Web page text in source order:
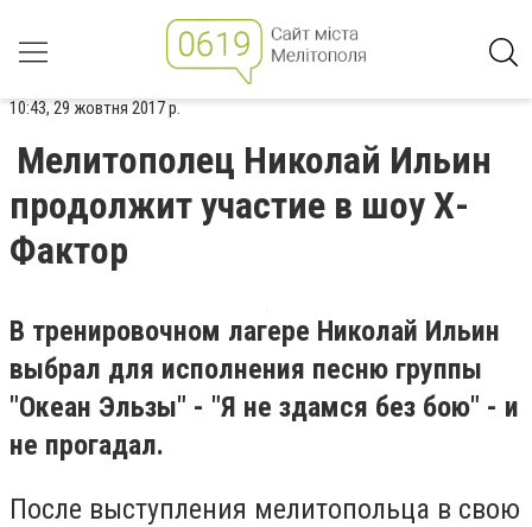
10:43, 29 жовтня 2017 р.
Мелитополец Николай Ильин
продолжит участие в шоу Х-
Фактор
В тренировочном лагере Николай Ильин
выбрал для исполнения песню группы
"Океан Эльзы" - "Я не здамся без бою" - и
не прогадал.
После выступления мелитопольца в свою